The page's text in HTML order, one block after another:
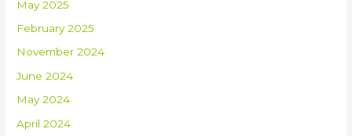
May 2025
February 2025
November 2024
June 2024
May 2024
April 2024